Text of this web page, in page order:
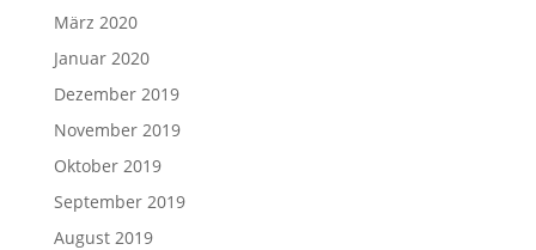
März 2020
Januar 2020
Dezember 2019
November 2019
Oktober 2019
September 2019
August 2019